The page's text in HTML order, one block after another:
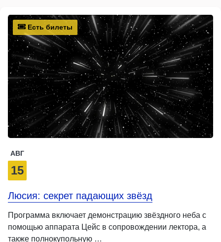
Есть билеты
АВГ
15
Люсия: секрет падающих звёзд
Программа включает демонстрацию звёздного неба с
помощью аппарата Цейс в сопровождении лектора, а
также полнокупольную …